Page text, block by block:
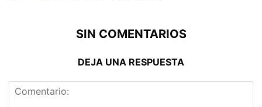
SIN COMENTARIOS
DEJA UNA RESPUESTA